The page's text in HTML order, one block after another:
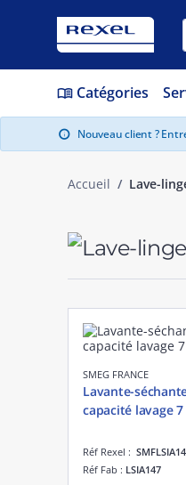
menu_book Catégories
info Nouveau client ?
Accueil Lave-
SMEG FRANCE
Lavante-
capacité lavage 7
Réf Rexel :
Réf Fab : LSIA147